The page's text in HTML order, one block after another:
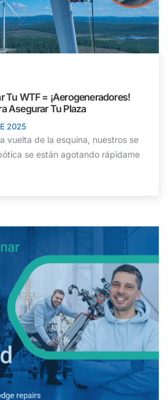
Tu WTF = ¡aerogeneradores!
Asegurar Tu Plaza
2025
vuelta de la esquina, nuestros se
se están agotando rápidame